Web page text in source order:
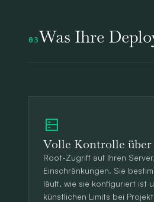
03Was Ihre
Volle Kontrolle
Root-Zugriff auf Ihren
Einschränkungen. Sie
läuft, wie sie konfiguriert ist
künstlichen Limits bei